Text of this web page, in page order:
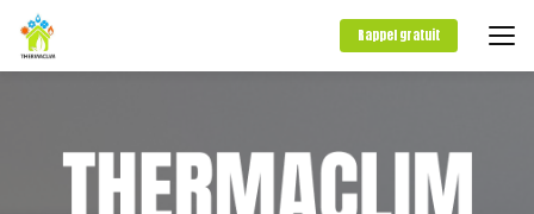
contenu
Rappel gratuit